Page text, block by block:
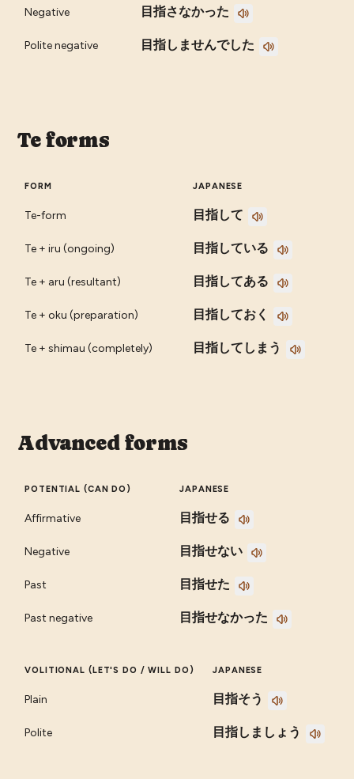
Negative 目指さなかった
Polite negative 目指しませんでした
Te forms
FORM JAPANESE
Te-form 目指して
Te + iru (ongoing) 目指している
Te + aru (resultant) 目指してある
Te + oku (preparation) 目指しておく
Te + shimau (completely) 目指してしまう
Advanced forms
POTENTIAL (CAN DO) JAPANESE
Affirmative 目指せる
Negative 目指せない
Past 目指せた
Past negative 目指せなかった
VOLITIONAL (LET'S DO / WILL DO) JAPANESE
Plain 目指そう
Polite 目指しましょう